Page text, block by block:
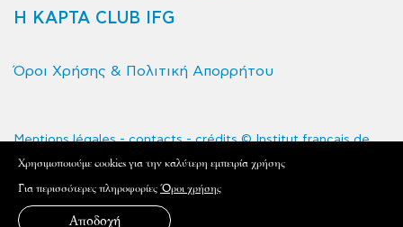
Η ΚΑΡΤΑ CLUB IFG
Όροι Χρήσης & Πολιτική Απορρήτου
Mentions légales - contacts - crédits © Institut français de
Grèce 2020 - Tous droits réservés
L'Institut français de Grèce est le service de coopération et
d'action culturelle de l'Ambassade de France en Grèce.
Xρησιμοποιούμε cookies για την καλύτερη εμπειρία χρήσης
Για περισσότερες πληροφορίεςΌροι χρήσης
Αποδοχή